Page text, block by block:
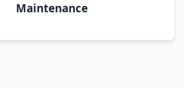
Maintenance